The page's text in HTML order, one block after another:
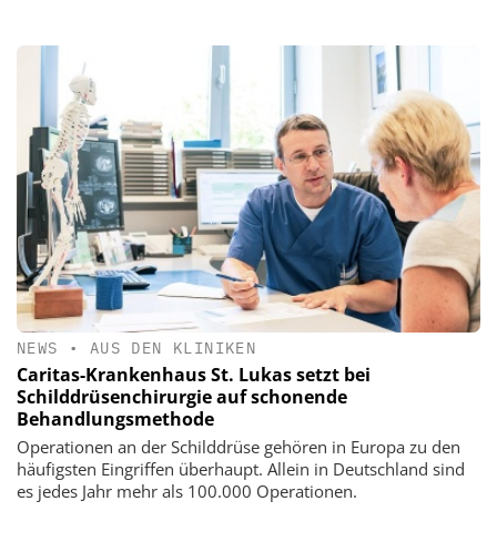
NEWS • AUS DEN KLINIKEN
Caritas-Krankenhaus St. Lukas setzt bei
Schilddrüsenchirurgie auf schonende
Behandlungsmethode
Operationen an der Schilddrüse gehören in Europa zu den
häufigsten Eingriffen überhaupt. Allein in Deutschland sind
es jedes Jahr mehr als 100.000 Operationen.